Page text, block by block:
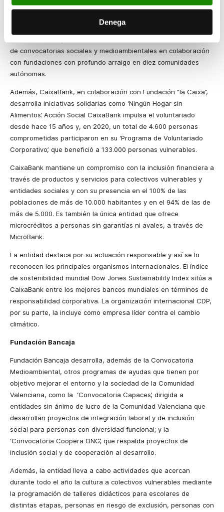
Denega
locales y apoya a la Fundación “la Caixa” en la distribución de
sociales para poner en marcha 8.500 proyectos. Este año, la
de convocatorias sociales y medioambientales en colaboración
con fundaciones con profundo arraigo en diez comunidades
autónomas.
Además, CaixaBank, en colaboración con Fundación “la Caixa”,
desarrolla iniciativas solidarias como ‘Ningún Hogar sin
Alimentos’. Acción Social CaixaBank impulsa el voluntariado
desde hace 15 años y, en 2020, un total de 4.600 personas
comprometidas participaron en su ‘Programa de Voluntariado
Corporativo’, que benefició a 133.000 personas vulnerables.
CaixaBank mantiene un compromiso con la inclusión financiera a
través de productos y servicios para colectivos vulnerables y
entidades sociales y con su presencia en el 100% de las
poblaciones de más de 10.000 habitantes y en el 94% de las de
más de 5.000. Es también la única entidad que ofrece
microcréditos a personas sin garantías ni avales, a través de
MicroBank.
La entidad destaca por su actuación responsable y así se lo
reconocen los principales organismos internacionales. El índice
de sostenibilidad mundial Dow Jones Sustainability Index sitúa a
CaixaBank entre los mejores bancos mundiales en términos de
responsabilidad corporativa. La organización internacional CDP,
por su parte, la incluye como empresa líder contra el cambio
climático.
Fundación Bancaja
Fundación Bancaja desarrolla, además de la Convocatoria
Medioambiental, otros programas de ayudas que tienen por
objetivo mejorar el entorno y la sociedad de la Comunidad
Valenciana, como la ‘Convocatoria Capaces’, dirigida a
entidades sin ánimo de lucro de la Comunidad Valenciana que
desarrollan proyectos de integración laboral y de inclusión
social para personas con diversidad funcional; y la
‘Convocatoria Coopera ONG’, que respalda proyectos de
inclusión social y de cooperación al desarrollo.
Además, la entidad lleva a cabo actividades que acercan
durante todo el año la cultura a colectivos vulnerables mediante
la programación de talleres didácticos para escolares de
distintas etapas, personas en riesgo de exclusión, personas con